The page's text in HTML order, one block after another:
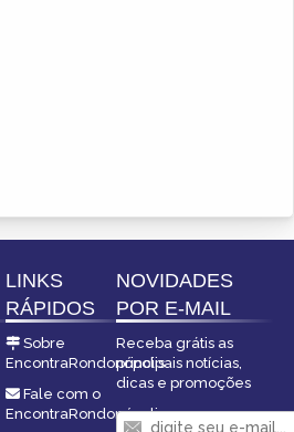
LINKS
RÁPIDOS
Sobre
EncontraRondonópolis
Fale com o
EncontraRondonópolis
NOVIDADES
POR E-MAIL
Receba grátis as
principais notícias,
dicas e promoções